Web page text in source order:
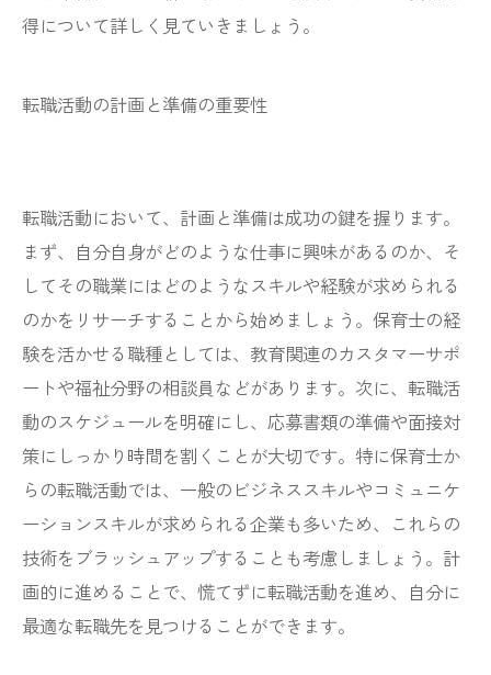
得について詳しく見ていきましょう。
転職活動の計画と準備の重要性
転職活動において、計画と準備は成功の鍵を握ります。
まず、自分自身がどのような仕事に興味があるのか、そ
してその職業にはどのようなスキルや経験が求められる
のかをリサーチすることから始めましょう。保育士の経
験を活かせる職種としては、教育関連のカスタマーサポ
ートや福祉分野の相談員などがあります。次に、転職活
動のスケジュールを明確にし、応募書類の準備や面接対
策にしっかり時間を割くことが大切です。特に保育士か
らの転職活動では、一般のビジネススキルやコミュニケ
ーションスキルが求められる企業も多いため、これらの
技術をブラッシュアップすることも考慮しましょう。計
画的に進めることで、慌てずに転職活動を進め、自分に
最適な転職先を見つけることができます。